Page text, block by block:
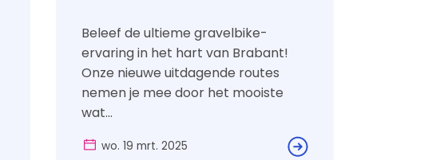
Beleef de ultieme gravelbike-
ervaring in het hart van Brabant!
Onze nieuwe uitdagende routes
nemen je mee door het mooiste
wat...
wo. 19 mrt. 2025